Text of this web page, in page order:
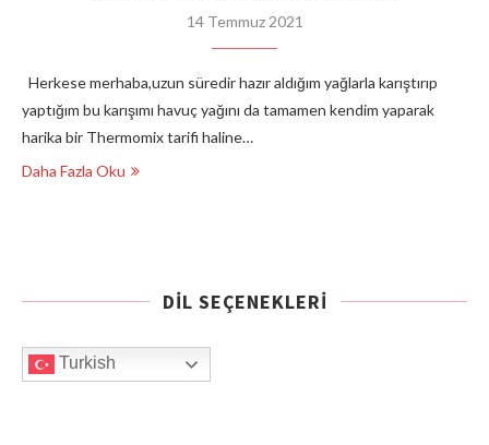
14 Temmuz 2021
Herkese merhaba,uzun süredir hazır aldığım yağlarla karıştırıp
yaptığım bu karışımı havuç yağını da tamamen kendim yaparak
harika bir Thermomix tarifi haline…
Daha Fazla Oku
DIL SEÇENEKLERI
Turkish